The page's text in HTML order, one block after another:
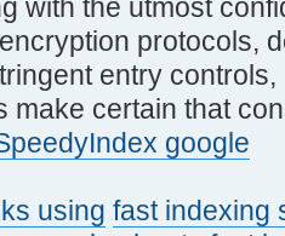
with the utmost
protocols,
entry
make certain that
google
using fast indexing